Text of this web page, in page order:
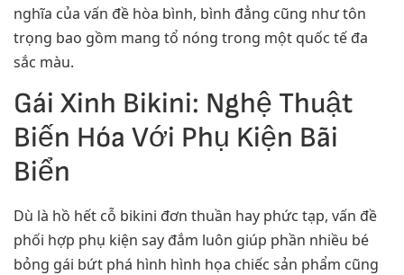
nghĩa của vấn đề hòa bình, bình đẳng cũng như tôn
trọng bao gồm mang tổ nóng trong một quốc tế đa
sắc màu.
Gái Xinh Bikini: Nghệ Thuật
Biến Hóa Với Phụ Kiện Bãi
Biển
Dù là hồ hết cỗ bikini đơn thuần hay phức tạp, vấn đề
phối hợp phụ kiện say đắm luôn giúp phần nhiều bé
bỏng gái bứt phá hình hình họa chiếc sản phẩm cũng